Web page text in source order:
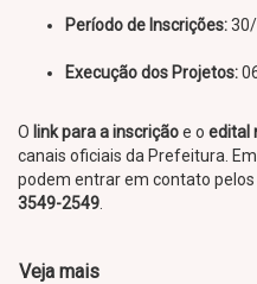
Período de Inscrições:
Execução dos Projetos:
O link para a inscriçãoe o edital
canais oficiais da Prefeitura.
podem entrar em contato
3549-2549
Veja mais